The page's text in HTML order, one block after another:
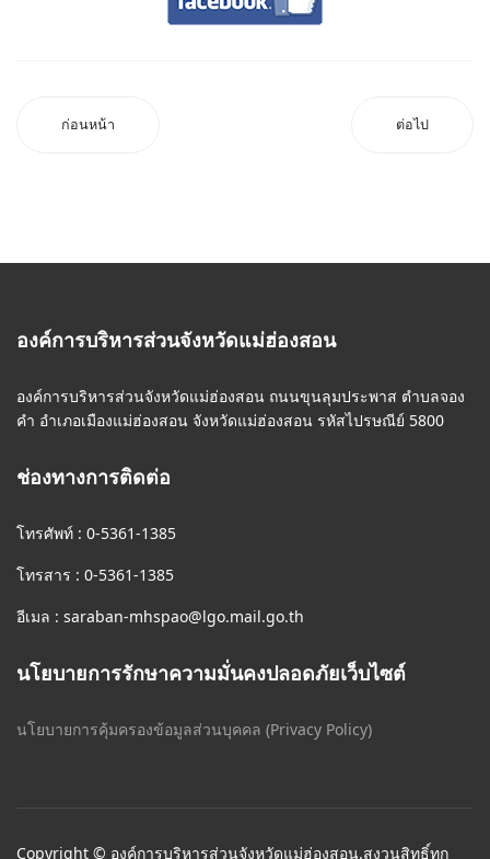
ก่อนหน้า ต่อไป
องค์การบริหารส่วนจังหวัดแม่ฮ่องสอน
องค์การบริหารส่วนจังหวัดแม่ฮ่องสอน ถนนขุนลุมประพาส ตำบลจอง
คำ อำเภอเมืองแม่ฮ่องสอน จังหวัดแม่ฮ่องสอน รหัสไปรษณีย์ 5800
ช่องทางการติดต่อ
โทรศัพท์ : 0-5361-1385
โทรสาร : 0-5361-1385
อีเมล : saraban-mhspao@lgo.mail.go.th
นโยบายการรักษาความมั่นคงปลอดภัยเว็บไซต์
นโยบายการคุ้มครองข้อมูลส่วนบุคคล (Privacy Policy)
Copyright © องค์การบริหารส่วนจังหวัดแม่ฮ่องสอน.สงวนสิทธิ์ทุก